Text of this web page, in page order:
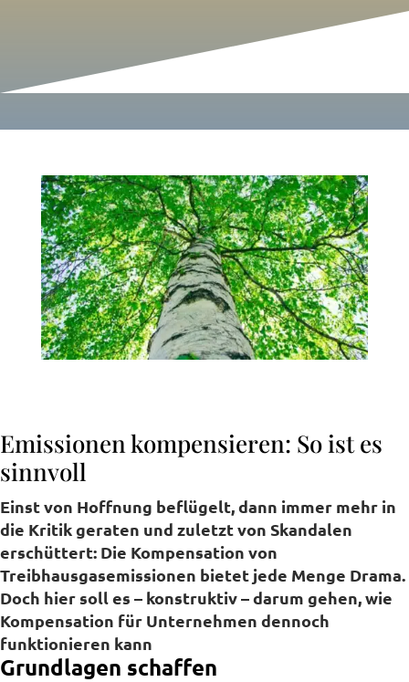
Emissionen kompensieren: So ist es
sinnvoll
Einst von Hoffnung beflügelt, dann immer mehr in
die Kritik geraten und zuletzt von Skandalen
erschüttert: Die Kompensation von
Treibhausgasemissionen bietet jede Menge Drama.
Doch hier soll es – konstruktiv – darum gehen, wie
Kompensation für Unternehmen dennoch
funktionieren kann
Grundlagen schaffen